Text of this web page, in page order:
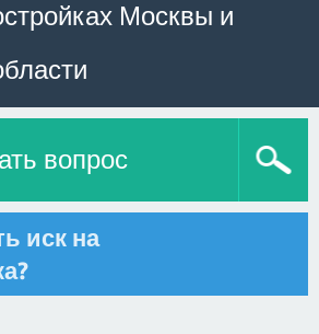
Москвы и
вопрос
иск на